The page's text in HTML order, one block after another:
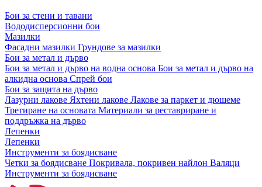
Бои за стени и тавани
Вододисперсионни бои
Мазилки
Фасадни мазилки Грундове за мазилки
Бои за метал и дърво
Бои за метал и дърво на водна основа Бои за метал и дърво на
алкидна основа Спрей бои
Бои за защита на дърво
Лазурни лакове Яхтени лакове Лакове за паркет и дюшеме
Третиране на основата Материали за реставриране и
поддръжка на дърво
Лепенки
Лепенки
Инструменти за боядисване
Четки за боядисване Покривала, покривен найлон Валяци
Инструменти за боядисване